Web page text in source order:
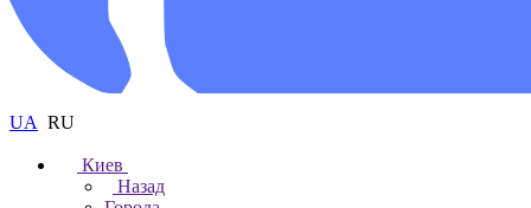
UA RU
Киев
Назад